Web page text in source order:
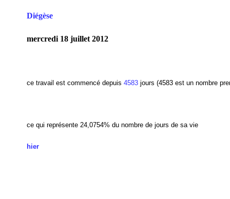
Diégèse
mercredi 18 juillet 2012
ce travail est commencé depuis 4583 jours (4583 est un nombre
ce qui représente 24,0754% du nombre de jours de sa vie
hier